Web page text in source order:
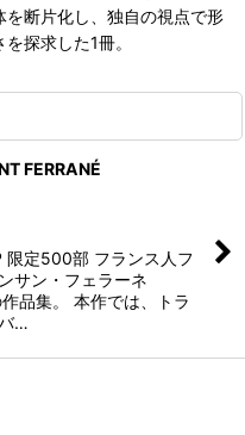
断片化し、独自の視点で形
探求した1冊。
FERRANÉ
定500部 フランス人フ
サン・フェラーネ
品集。 本作では、トラ
…